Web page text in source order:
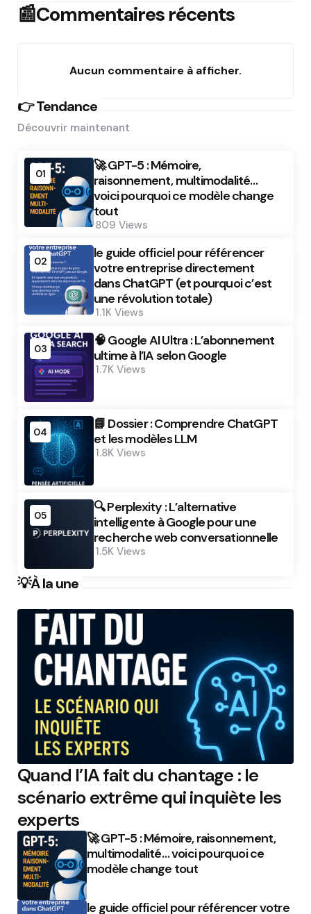
📰Commentaires récents
Aucun commentaire à afficher.
👉 Tendance
Découvrir maintenant
01
🚀 GPT-5 : Mémoire,
raisonnement, multimodalité…
voici pourquoi ce modèle change
tout
809 Views
02
le guide officiel pour référencer
votre entreprise directement
dans ChatGPT (et pourquoi c’est
une révolution totale)
1.1K Views
03
🧠 Google AI Ultra : L’abonnement
ultime à l’IA selon Google
1.7K Views
04
📘 Dossier : Comprendre ChatGPT
et les modèles LLM
1.8K Views
05
🔍 Perplexity : L’alternative
intelligente à Google pour une
recherche web conversationnelle
1.5K Views
💡À la une
Quand l’IA fait du chantage : le
scénario extrême qui inquiète les
experts
🚀 GPT-5 : Mémoire, raisonnement,
multimodalité… voici pourquoi ce
modèle change tout
le guide officiel pour référencer votre